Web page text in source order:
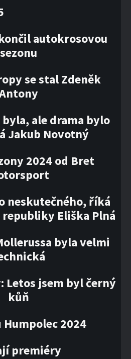
autokrosovou
sezonu
se stal Zdeněk
ale drama bylo
Jakub Novotný
2024 od Bret
neskutečného, říká
Eliška Plná
byla velmi
Letos jsem byl černý
kůň
2024
premiéry